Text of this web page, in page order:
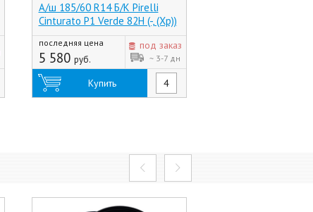
А/ш 185/60 R14 Б/К Pirelli
Cinturato P1 Verde 82H (-, (Хр))
последняя цена
5 580 руб.
под заказ
~ 3-7 дн
Купить